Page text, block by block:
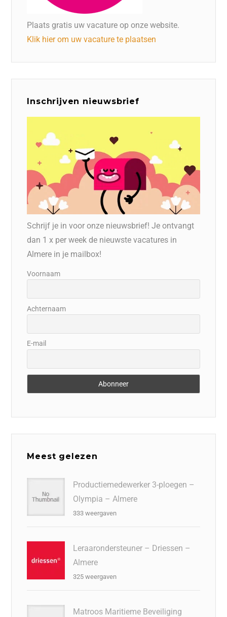
Plaats gratis uw vacature op onze website.
Klik hier om uw vacature te plaatsen
Inschrijven nieuwsbrief
Schrijf je in voor onze nieuwsbrief! Je ontvangt
dan 1 x per week de nieuwste vacatures in
Almere in je mailbox!
Voornaam
Achternaam
E-mail
Meest gelezen
Productiemedewerker 3-ploegen –
Olympia – Almere
333 weergaven
Leraarondersteuner – Driessen –
Almere
325 weergaven
Matroos Maritieme Beveiliging